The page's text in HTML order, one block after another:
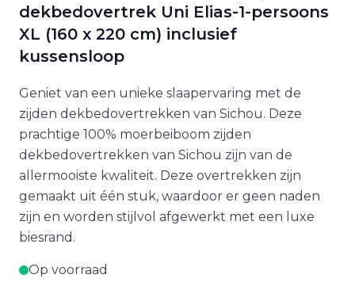
dekbedovertrek Uni Elias-1-persoons
XL (160 x 220 cm) inclusief
kussensloop
Geniet van een unieke slaapervaring met de
zijden dekbedovertrekken van Sichou. Deze
prachtige 100% moerbeiboom zijden
dekbedovertrekken van Sichou zijn van de
allermooiste kwaliteit. Deze overtrekken zijn
gemaakt uit één stuk, waardoor er geen naden
zijn en worden stijlvol afgewerkt met een luxe
biesrand.
Op voorraad